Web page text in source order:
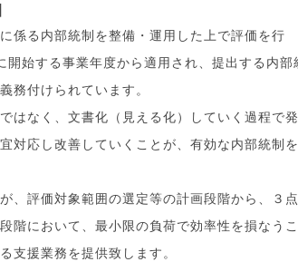
係る内部統制を整備・運用した上で評価を行
始する事業年度から適用され、提出する内部
務付けられています。
はなく、文書化（見える化）していく過程で発
対応し改善していくことが、有効な内部統制を
、評価対象範囲の選定等の計画段階から、３点
階において、最小限の負荷で効率性を損なうこ
支援業務を提供致します。